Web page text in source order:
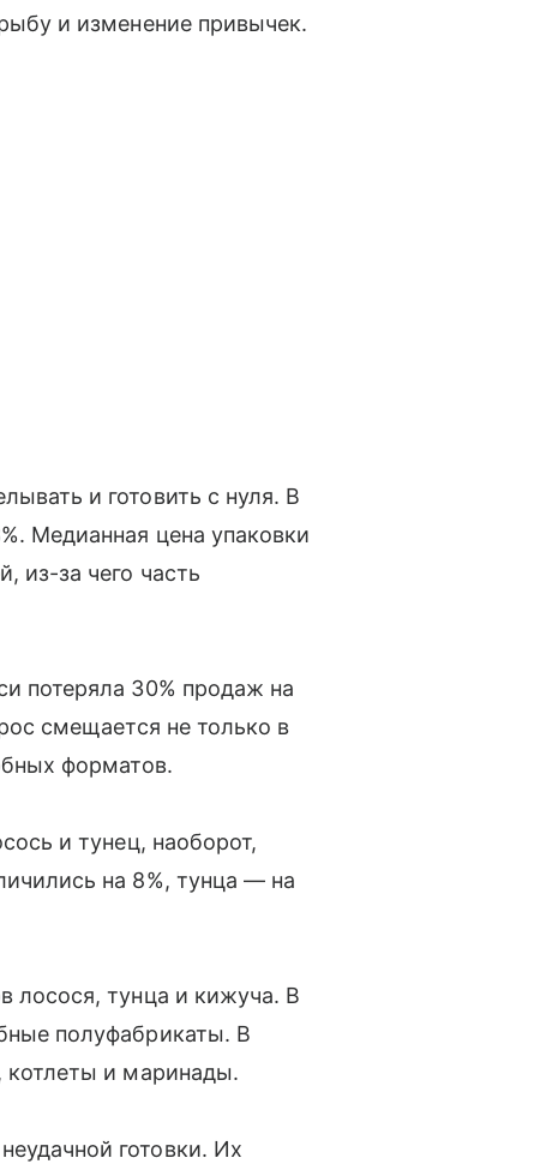
и изменение привычек.
и готовить с нуля. В
Медианная цена упаковки
из-за чего часть
потеряла 30% продаж на
смещается не только в
форматов.
и тунец, наоборот,
на 8%, тунца — на
лосося, тунца и кижуча. В
полуфабрикаты. В
котлеты и маринады.
готовки. Их